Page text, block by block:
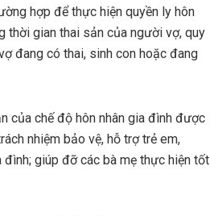
hợp để thực hiện quyền ly hôn
thời gian thai sản của người vợ, quy
đang có thai, sinh con hoặc đang
của chế độ hôn nhân gia đình được
nhiệm bảo vệ, hỗ trợ trẻ em,
giúp đỡ các bà mẹ thực hiện tốt